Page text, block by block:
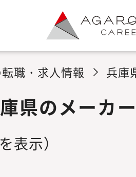
職・求人情報 兵庫
県のメーカ
表示）